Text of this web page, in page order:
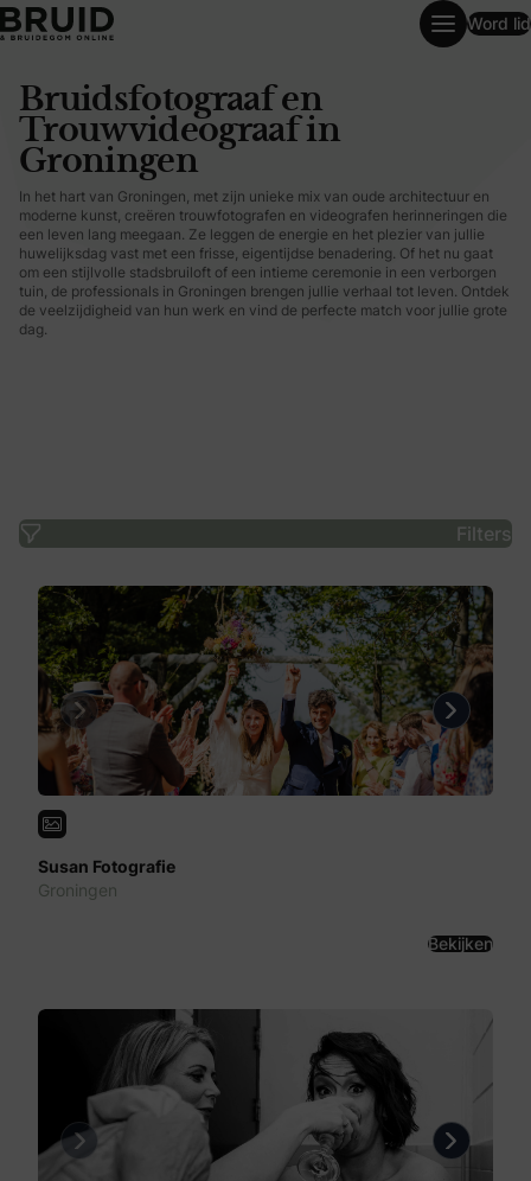
Bruidsfotograaf en Trouwvideograaf in Groningen
Word lid
Bruidsfotograaf en
Trouwvideograaf in
Groningen
In het hart van Groningen, met zijn unieke mix van oude architectuur en
moderne kunst, creëren trouwfotografen en videografen herinneringen die
een leven lang meegaan. Ze leggen de energie en het plezier van jullie
huwelijksdag vast met een frisse, eigentijdse benadering. Of het nu gaat
om een stijlvolle stadsbruiloft of een intieme ceremonie in een verborgen
tuin, de professionals in Groningen brengen jullie verhaal tot leven. Ontdek
de veelzijdigheid van hun werk en vind de perfecte match voor jullie grote
dag.
Filters
Previous Next
Susan Fotografie
Groningen
Bekijken
Previous Next